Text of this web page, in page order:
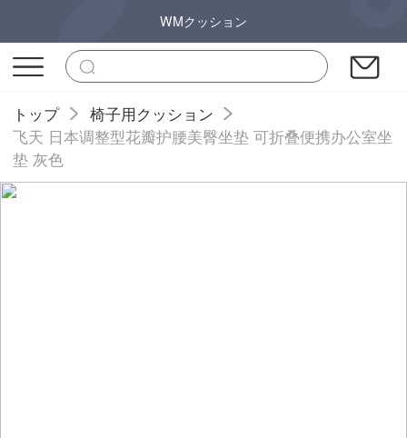
WMクッション
トップ
椅子用クッション
飞天 日本调整型花瓣护腰美臀坐垫 可折叠便携办公室坐
垫 灰色